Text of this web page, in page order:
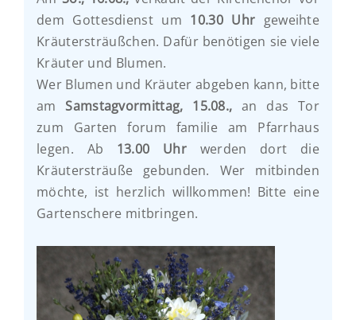
dem Gottesdienst um 10.30 Uhr geweihte
Kräutersträußchen. Dafür benötigen sie viele
Kräuter und Blumen.
Wer Blumen und Kräuter abgeben kann, bitte
amSamstagvormittag, 15.08.,an das Tor
zum Garten forum familie am Pfarrhaus
legen. Ab 13.00 Uhrwerden dort die
Kräutersträuße gebunden. Wer mitbinden
möchte, ist herzlich willkommen! Bitte eine
Gartenschere mitbringen.